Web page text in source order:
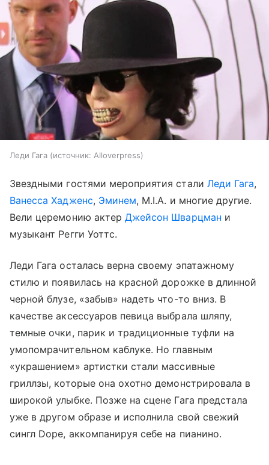
Леди Гага источник: Alloverpress
Звездными гостями мероприятия стали Леди Гага,
Ванесса Хадженс, Эминем, M.I.A. и многие другие.
Вели церемонию актерДжейсон Шварцман и
музыкант Регги Уоттс.
Леди Гага осталась верна своему эпатажному
стилю и появилась на красной дорожке в длинной
черной блузе, «забыв» надеть что-то вниз. В
качестве аксессуаров певица выбрала шляпу,
темные очки, парик и традиционные туфли на
умопомрачительном каблуке. Но главным
«украшением» артистки стали массивные
гриллзы, которые она охотно демонстрировала в
широкой улыбке. Позже на сцене Гага предстала
уже в другом образе и исполнила свой свежий
сингл Dope, аккомпанируя себе на пианино.